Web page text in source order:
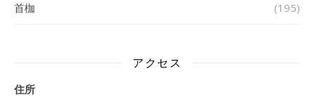
首枷 (195)
アクセス
住所